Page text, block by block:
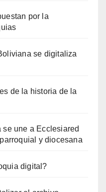
por la
se digitaliza
de la historia de la
se une a Ecclesiared
y diocesana
digital?